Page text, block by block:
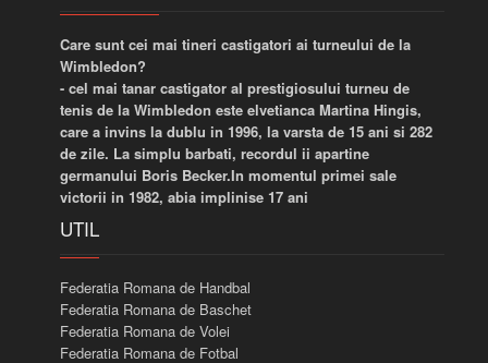
Fotbalistul brazilian Pele a marcat in intreaga sa cariera
1281 de goluri, dintre care 760 in meciuri oficiale.
UTIL
Federatia Romana de Handbal
Federatia Romana de Baschet
Federatia Romana de Volei
Federatia Romana de Fotbal